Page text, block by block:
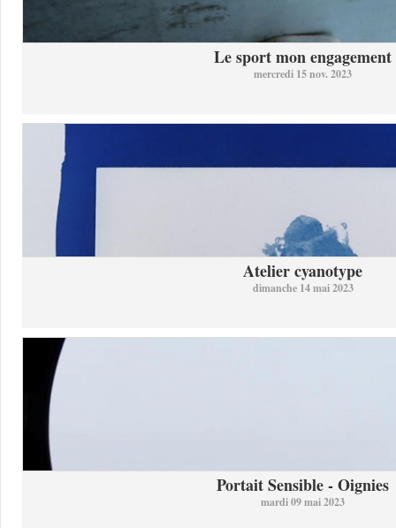
Le sport mon engagement
mercredi 15 nov. 2023
Atelier cyanotype
dimanche 14 mai 2023
Portait Sensible - Oignies
mardi 09 mai 2023